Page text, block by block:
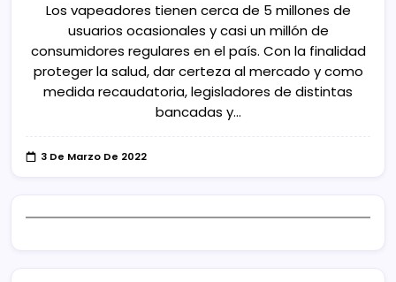
Los vapeadores tienen cerca de 5 millones de
usuarios ocasionales y casi un millón de
consumidores regulares en el país. Con la finalidad
proteger la salud, dar certeza al mercado y como
medida recaudatoria, legisladores de distintas
bancadas y…
3 De Marzo De 2022